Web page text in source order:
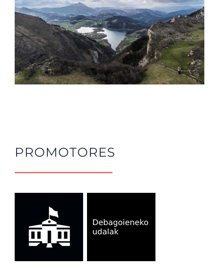
PROMOTORES